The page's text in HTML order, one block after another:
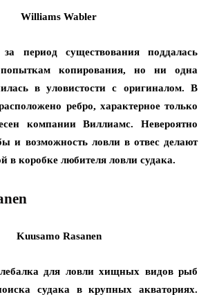
за период существования поддалась
копирования, но ни одна
в уловистости с оригиналом. В
ребро, характерное только
компании Виллиамс. Невероятно
и возможность ловли в отвес делают
в коробке любителя ловли судака.
для ловли хищных видов рыб
судака в крупных акваториях.